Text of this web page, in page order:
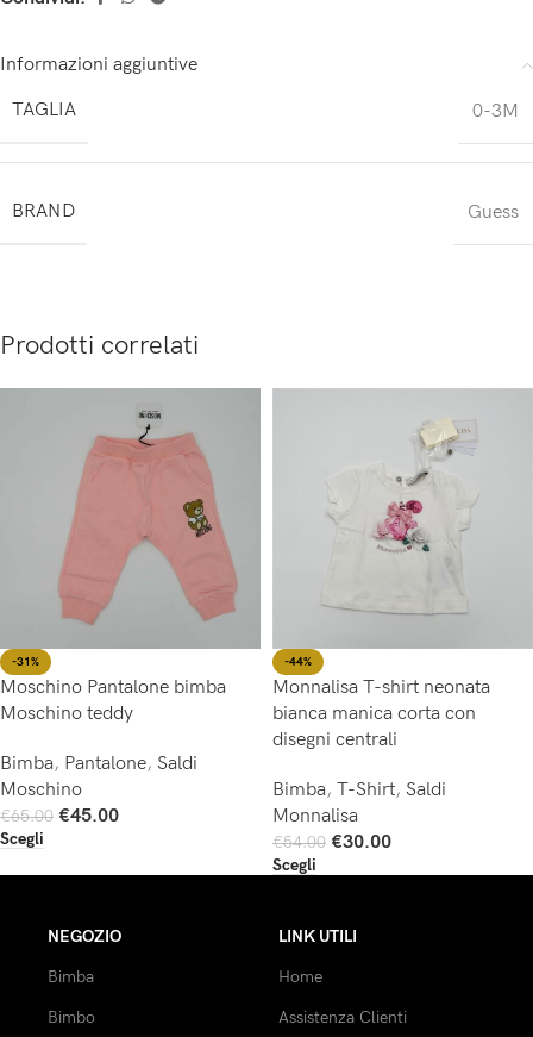
Informazioni aggiuntive
TAGLIA
0-3M
BRAND Guess
Prodotti correlati
-31%
Moschino Pantalone bimba
Moschino teddy
Bimba, Pantalone, Saldi
Moschino
€65.00 €45.00
Scegli
-44%
Monnalisa T-shirt neonata
bianca manica corta con
disegni centrali
Bimba, T-Shirt, Saldi
Monnalisa
€54.00 €30.00
Scegli
NEGOZIO
Bimba
Bimbo
LINK UTILI
Home
Assistenza Clienti